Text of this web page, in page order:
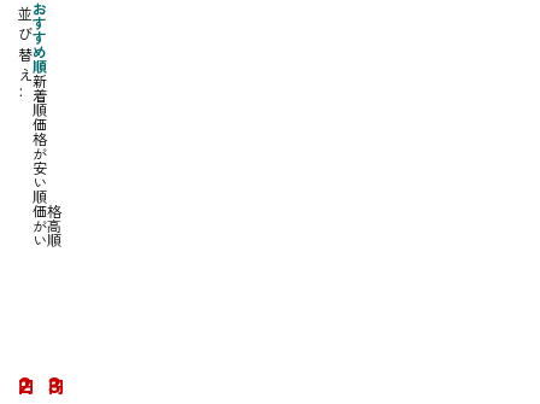
並
び
替
え
お
す
す
め
順
新
着
順
価
格
が
安
い
順
価格
が高
い順
島
2
円
島
3
円